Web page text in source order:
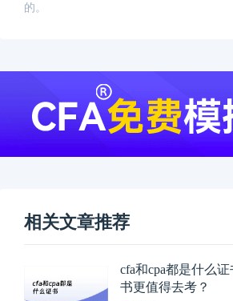
的。
相关文章推荐
cfa和cpa都是什么
书更值得去考？